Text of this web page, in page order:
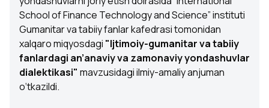
School of Finance Technology and Science” instituti
Gumanitar va tabiiy fanlar kafedrasi tomonidan
xalqaro miqyosdagi "Ijtimoiy-gumanitar va tabiiy
fanlardagi an’anaviy va zamonaviy yondashuvlar
dialektikasi" mavzusidagi ilmiy-amaliy anjuman
o‘tkazildi.